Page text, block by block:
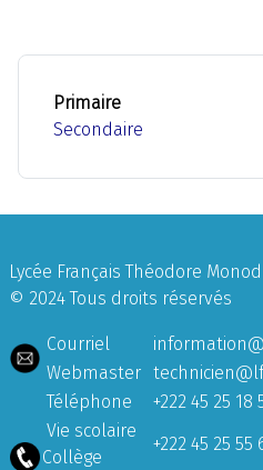
Primaire
Secondaire
Lycée Français Théodore
© 2024 Tous droits réservés
Courriel
Webmaster
Téléphone
+222 45 25 18
Vie scolaire
Collège
+222 45 25 55